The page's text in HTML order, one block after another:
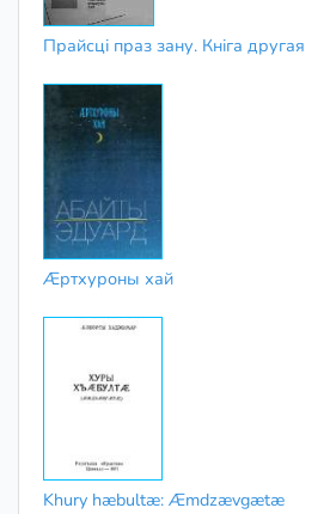
Прайсці праз зану. Кніга другая
Æртхуроны хай
Khury hæbultæ: Æmdzævgætæ